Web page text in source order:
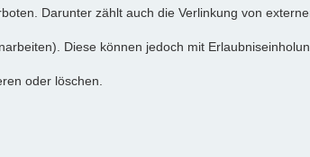
Darunter zählt auch die Verlinkung von
Diese können jedoch mit
oder löschen.